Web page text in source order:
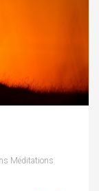
Méditations